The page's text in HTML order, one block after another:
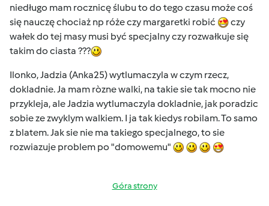
niedługo mam rocznicę ślubu to do tego czasu może coś
się nauczę chociaż np róże czy margaretki robić
czy
wałek do tej masy musi być specjalny czy rozwałkuje się
takim do ciasta ???
Ilonko, Jadzia (Anka25) wytlumaczyla w czym rzecz,
dokladnie. Ja mam ròzne walki, na takie sie tak mocno nie
przykleja, ale Jadzia wytlumaczyla dokladnie, jak poradzic
sobie ze zwyklym walkiem. I ja tak kiedys robilam. To samo
z blatem. Jak sie nie ma takiego specjalnego, to sie
rozwiazuje problem po "domowemu"
Góra strony